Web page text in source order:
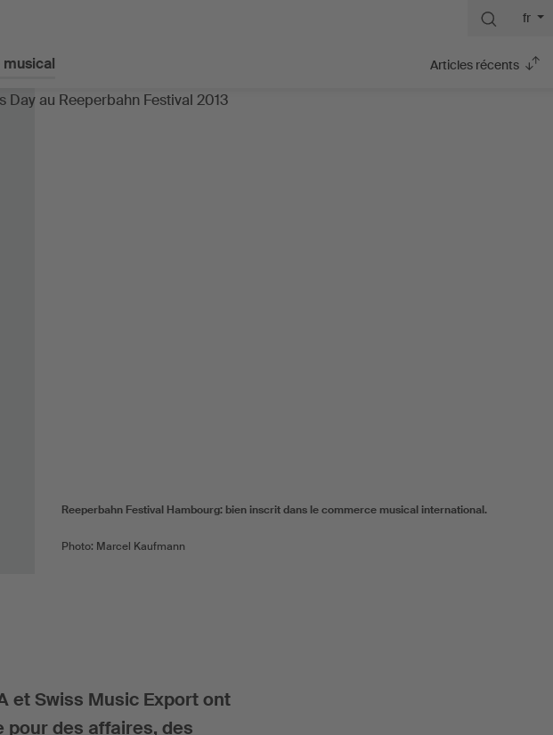
fr
Articles récents
Reeperbahn Festival Hambourg: bien inscrit dans le commerce musical international.
Photo: Marcel Kaufmann
et Swiss Music Export ont
pour des affaires, des